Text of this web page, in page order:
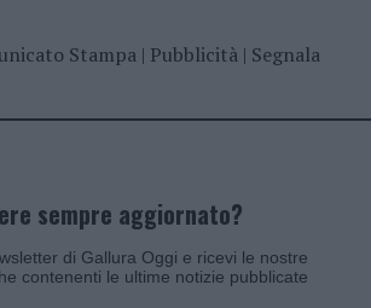
Stampa| Pubblicità| Segnala
sempre aggiornato?
di Gallura Oggi e ricevi le nostre
contenenti le ultime notizie pubblicate